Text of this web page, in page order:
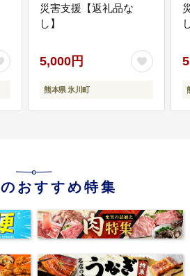
災害支援【返礼品な
し】
5,000円
熊本県 氷川町
おすすめ特集